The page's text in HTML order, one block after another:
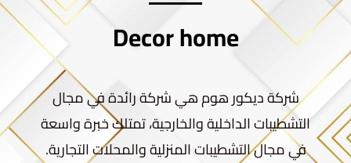
Decor home
شركة ديكور هوم هي شركة رائدة في مجال
التشطيبات الداخلية والخارجية، تمتلك خبرة واسعة
في مجال التشطيبات المنزلية والمحلات التجارية.